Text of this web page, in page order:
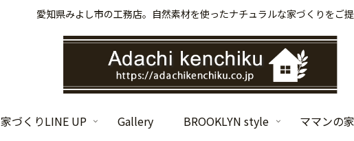
愛知県みよし市の工務店。自然素材を使ったナチュラルな家づくりをご
家づくりLINE UP Gallery BROOKLYN style ママンの